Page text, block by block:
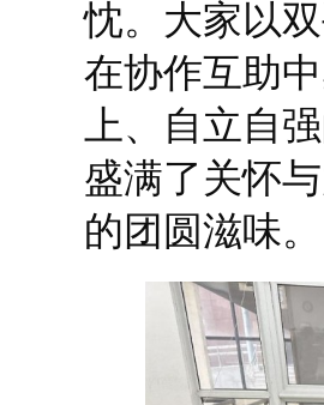
忱。大家以
在协作互助
上、自立自
盛满了关怀
的团圆滋味。